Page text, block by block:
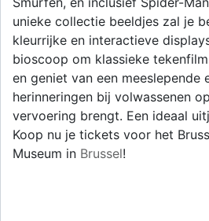
unieke collectie beeldjes zal je
kleurrijke en interactieve
bioscoop om klassieke
en geniet van een meeslepende
herinneringen bij volwassenen
vervoering brengt. Een ideaal
Koop nu je tickets voor het
Museum in Brussel!